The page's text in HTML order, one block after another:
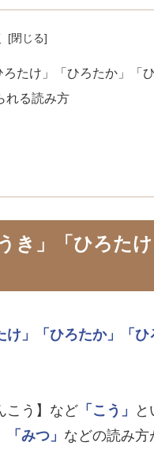
たけ」「ひろたか」「
れる読み方
き」「ひろたけ
け」 「ひろたか」 「
こう】など 「こう」
「みつ」 などの読み方